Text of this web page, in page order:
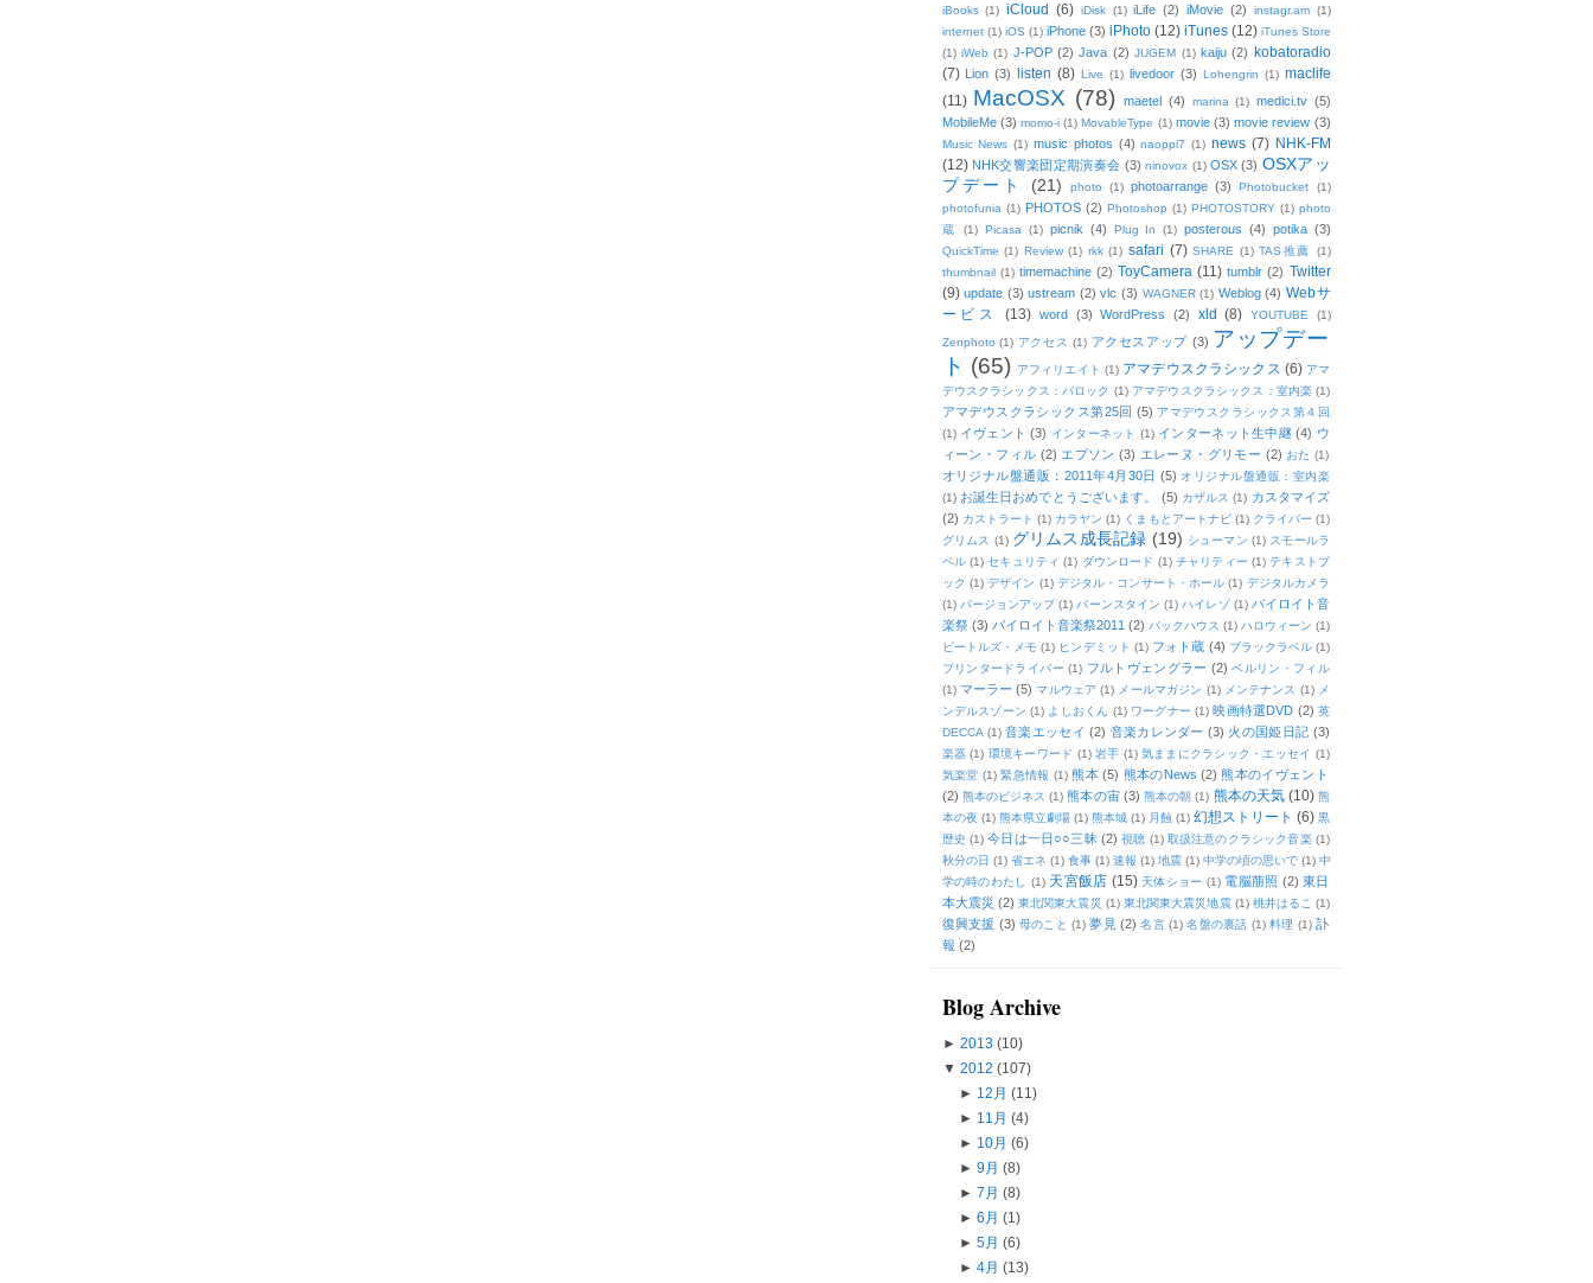
iBooks (1) iCloud (6) iDisk (1) iLife (2) iMovie (2) instagr.am (1)
internet (1) iOS (1) iPhone (3) iPhoto (12) iTunes (12) iTunes Store
(1) iWeb (1) J-POP (2) Java (2) JUGEM (1) kaiju (2)
kobatoradio
(7) Lion (3) listen (8) Live (1) livedoor (3) Lohengrin (1) maclife
(11) MacOSX (78) maetel (4) marina (1) medici.tv (5)
MobileMe (3) momo-i (1) MovableType (1) movie (3) movie review (3)
Music News (1) music photos (4) naoppi7 (1) news (7) NHK-FM
(12) NHK交響楽団定期演奏会 (3) ninovox (1) OSX (3) OSXアッ
プデート
(21) photo (1) photoarrange (3) Photobucket
(1)
photofunia (1) PHOTOS (2) Photoshop (1) PHOTOSTORY (1) photo
蔵
(1) Picasa (1) picnik (4) Plug In (1) posterous (4) potika (3)
QuickTime (1) Review (1) rkk (1) safari (7) SHARE (1) TAS推薦
(1)
thumbnail (1) timemachine (2) ToyCamera (11) tumblr (2) Twitter
(9) update (3) ustream (2) vlc (3) WAGNER (1) Weblog (4) Webサ
ービス
(13) word (3) WordPress (2) xld (8) YOUTUBE (1)
Zenphoto (1) アクセス (1) アクセスアップ (3) アップデー
ト (65) アフィリエイト (1) アマデウスクラシックス (6) アマ
デウスクラシックス：バロック (1) アマデウスクラシックス：室内楽 (1)
アマデウスクラシックス第25回 (5) アマデウスクラシックス第４回
(1) イヴェント (3) インターネット (1) インターネット生中継 (4) ウ
ィーン・フィル (2) エプソン (3) エレーヌ・グリモー (2) おた (1)
オリジナル盤通販：2011年4月30日 (5) オリジナル盤通販：室内楽
(1) お誕生日おめでとうございます。 (5) カザルス (1) カスタマイズ
(2) カストラート (1) カラヤン (1) くまもとアートナビ (1) クライバー (1)
グリムス (1) グリムス成長記録 (19) シューマン (1) スモールラ
ベル (1) セキュリティ (1) ダウンロード (1) チャリティー (1) テキストブ
ック (1) デザイン (1) デジタル・コンサート・ホール (1) デジタルカメラ
(1) バージョンアップ (1) バーンスタイン (1) ハイレゾ (1) バイロイト音
楽祭 (3) バイロイト音楽祭2011 (2) バックハウス (1) ハロウィーン (1)
ビートルズ・メモ (1) ヒンデミット (1) フォト蔵 (4) ブラックラベル (1)
プリンタードライバー (1) フルトヴェングラー (2) ベルリン・フィル
(1) マーラー (5) マルウェア (1) メールマガジン (1) メンテナンス (1) メ
ンデルスゾーン (1) よしおくん (1) ワーグナー (1) 映画特選DVD (2) 英
DECCA (1) 音楽エッセイ (2) 音楽カレンダー (3) 火の国姫日記 (3)
楽器 (1) 環境キーワード (1) 岩手 (1) 気ままにクラシック・エッセイ (1)
気楽堂 (1) 緊急情報 (1) 熊本 (5) 熊本のNews (2) 熊本のイヴェント
(2) 熊本のビジネス (1) 熊本の宙 (3) 熊本の朝 (1) 熊本の天気 (10) 熊
本の夜 (1) 熊本県立劇場 (1) 熊本城 (1) 月蝕 (1) 幻想ストリート (6) 黒
歴史 (1) 今日は一日○○三昧 (2) 視聴 (1) 取扱注意のクラシック音楽 (1)
秋分の日 (1) 省エネ (1) 食事 (1) 速報 (1) 地震 (1) 中学の頃の思いで (1) 中
学の時のわたし
(1) 天宮飯店 (15) 天体ショー (1) 電脳萠照 (2) 東日
本大震災 (2) 東北関東大震災 (1) 東北関東大震災地震 (1) 桃井はるこ (1)
復興支援 (3) 母のこと (1) 夢見 (2) 名言 (1) 名盤の裏話 (1) 料理 (1) 訃
報 (2)
Blog Archive
► 2013 (10)
▼ 2012 (107)
► 12月 (11)
► 11月 (4)
► 10月 (6)
► 9月 (8)
► 7月 (8)
► 6月 (1)
► 5月 (6)
► 4月 (13)